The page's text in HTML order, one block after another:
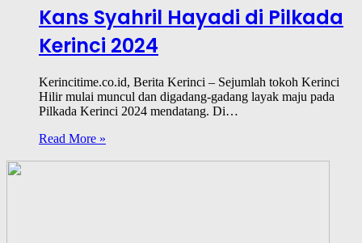
Kans Syahril Hayadi di Pilkada
Kerinci 2024
Kerincitime.co.id, Berita Kerinci – Sejumlah tokoh Kerinci
Hilir mulai muncul dan digadang-gadang layak maju pada
Pilkada Kerinci 2024 mendatang. Di…
Read More »